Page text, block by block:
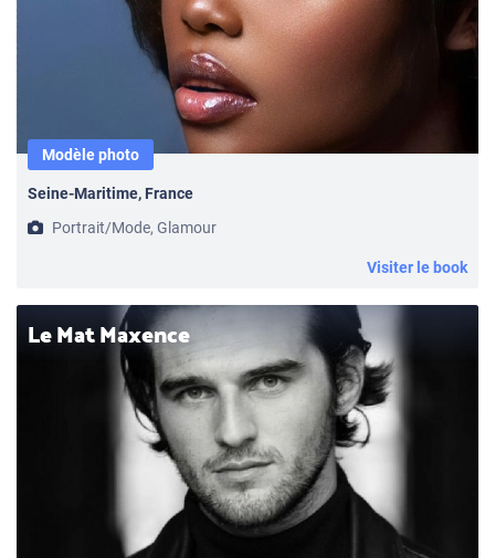
Modèle photo
Seine-Maritime, France
Portrait/Mode, Glamour
Visiter le book
Le Mat Maxence